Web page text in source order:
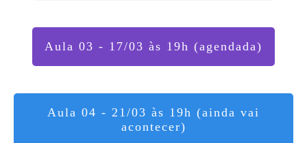
Aula 03 - 17/03 às 19h (agendada)
Aula 04 - 21/03 às 19h (ainda vai
acontecer)